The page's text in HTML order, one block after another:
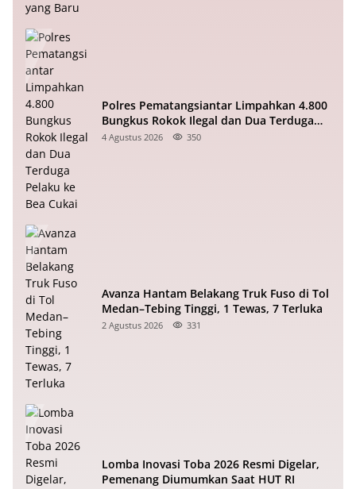
Polres Pematangsiantar Limpahkan 4.800
Bungkus Rokok Ilegal dan Dua Terduga
Pelaku ke Bea Cukai
4 Agustus 2026 350
Avanza Hantam Belakang Truk Fuso di Tol
Medan–Tebing Tinggi, 1 Tewas, 7 Terluka
2 Agustus 2026 331
Lomba Inovasi Toba 2026 Resmi Digelar,
Pemenang Diumumkan Saat HUT RI